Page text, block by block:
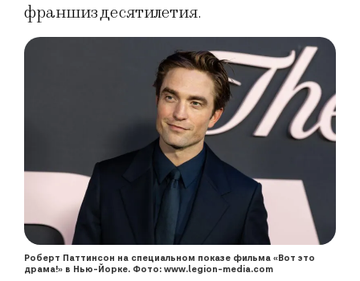
франшиз десятилетия.
Роберт Паттинсон на специальном показе фильма «Вот это
драма!» в Нью-Йорке. Фото: www.legion-media.com